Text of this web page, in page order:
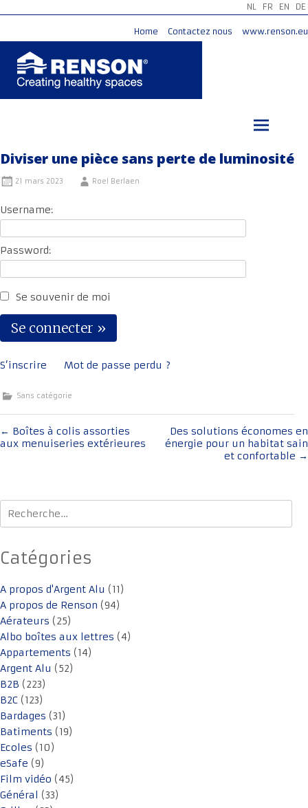
NL FR EN DE
Home Contactez nous www.renson.eu
Diviser une pièce sans perte de luminosité
21 mars 2023 Roel Berlaen
Username:
Password:
Se souvenir de moi
S’inscrire Mot de passe perdu ?
Sans catégorie
Navigation
de
← Boîtes à colis assorties
aux menuiseries extérieures
Des solutions économes en
énergie pour un habitat sain
et confortable →
Rechercher :
Catégories
A propos d'Argent Alu (11)
A propos de Renson (94)
Aérateurs (25)
Albo boîtes aux lettres (4)
Appartements (14)
Argent Alu (52)
B2B (223)
B2C (123)
Bardages (31)
Batiments (19)
Ecoles (10)
eSafe (9)
Film vidéo (45)
Général (33)